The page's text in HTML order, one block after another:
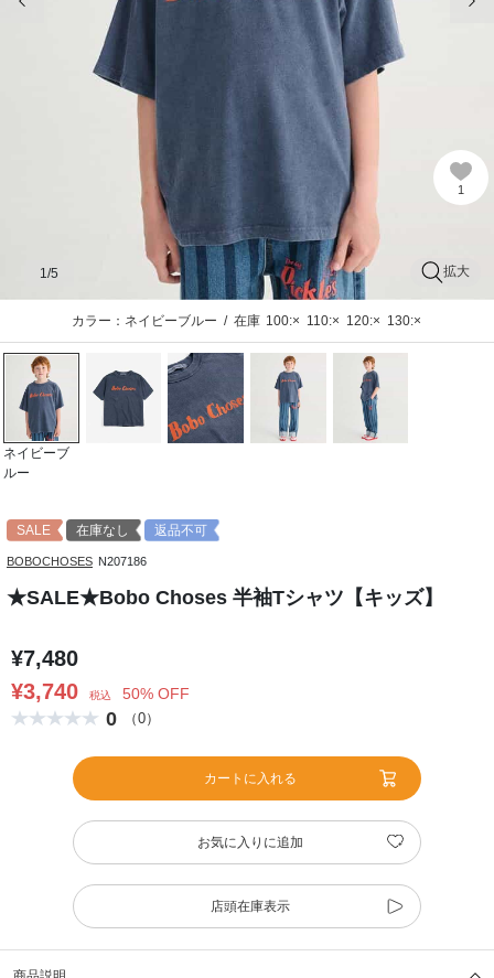
1
拡大
1/5
カラー：ネイビーブルー / 在庫 100:× 110:× 120:× 130:×
ネイビーブ
ルー
SALE 在庫なし 返品不可
BOBOCHOSES N207186
★SALE★Bobo Choses 半袖Tシャツ【キッズ】
¥7,480
¥3,740
税込 50% OFF
0 （0）
カートに入れる
お気に入りに追加
店頭在庫表示